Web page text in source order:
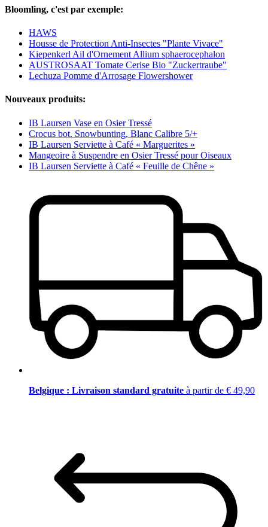
Bloomling, c'est par exemple:
HAWS
Housse de Protection Anti-Insectes "Plante Vivace"
Kiepenkerl Ail d'Ornement Allium sphaerocephalon
AUSTROSAAT Tomate Cerise Bio "Zuckertraube"
Lechuza Pomme d'Arrosage Flowershower
Nouveaux produits:
IB Laursen Vase en Osier Tressé
Crocus bot. Snowbunting, Blanc Calibre 5/+
IB Laursen Serviette à Café « Marguerites »
Mangeoire à Suspendre en Osier Tressé pour Oiseaux
IB Laursen Serviette à Café « Feuille de Chêne »
Belgique : Livraison standard gratuite à partir de € 49,90